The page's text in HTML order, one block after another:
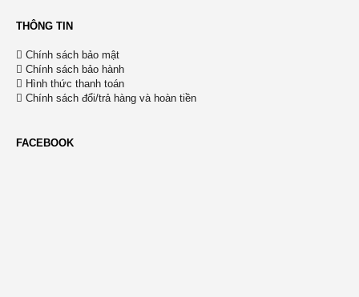
THÔNG TIN
Chính sách bảo mật
Chính sách bảo hành
Hình thức thanh toán
Chính sách đổi/trả hàng và hoàn tiền
FACEBOOK